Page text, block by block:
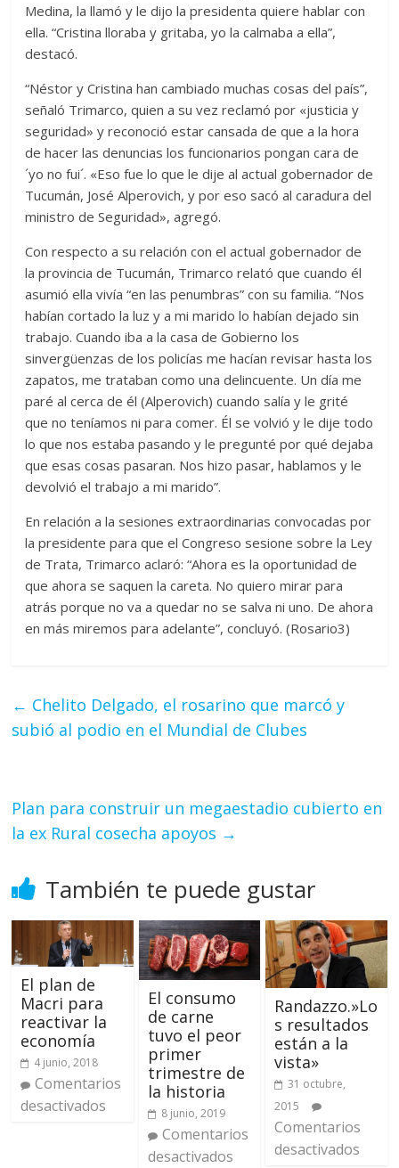
Medina, la llamó y le dijo la presidenta quiere hablar con
ella. “Cristina lloraba y gritaba, yo la calmaba a ella”,
destacó.
“Néstor y Cristina han cambiado muchas cosas del país”,
señaló Trimarco, quien a su vez reclamó por «justicia y
seguridad» y reconoció estar cansada de que a la hora
de hacer las denuncias los funcionarios pongan cara de
´yo no fui´. «Eso fue lo que le dije al actual gobernador de
Tucumán, José Alperovich, y por eso sacó al caradura del
ministro de Seguridad», agregó.
Con respecto a su relación con el actual gobernador de
la provincia de Tucumán, Trimarco relató que cuando él
asumió ella vivía “en las penumbras” con su familia. “Nos
habían cortado la luz y a mi marido lo habían dejado sin
trabajo. Cuando iba a la casa de Gobierno los
sinvergüenzas de los policías me hacían revisar hasta los
zapatos, me trataban como una delincuente. Un día me
paré al cerca de él (Alperovich) cuando salía y le grité
que no teníamos ni para comer. Él se volvió y le dije todo
lo que nos estaba pasando y le pregunté por qué dejaba
que esas cosas pasaran. Nos hizo pasar, hablamos y le
devolvió el trabajo a mi marido”.
En relación a la sesiones extraordinarias convocadas por
la presidente para que el Congreso sesione sobre la Ley
de Trata, Trimarco aclaró: “Ahora es la oportunidad de
que ahora se saquen la careta. No quiero mirar para
atrás porque no va a quedar no se salva ni uno. De ahora
en más miremos para adelante”, concluyó. (Rosario3)
← Chelito Delgado, el rosarino que marcó y
subió al podio en el Mundial de Clubes
Plan para construir un megaestadio cubierto en
la ex Rural cosecha apoyos →
También te puede gustar
El plan de
Macri para
reactivar la
economía
4 junio, 2018
Comentarios
desactivados
El consumo
de carne
tuvo el peor
primer
trimestre de
la historia
8 junio, 2019
Comentarios
desactivados
Randazzo.»Lo
s resultados
están a la
vista»
31 octubre,
2015
Comentarios
desactivados